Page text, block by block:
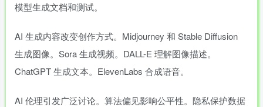
模型生成文档和测试。
AI 生成内容改变创作方式。Midjourney 和 Stable Diffusion
生成图像。Sora 生成视频。DALL-E 理解图像描述。
ChatGPT 生成文本。ElevenLabs 合成语音。
AI 伦理引发广泛讨论。算法偏见影响公平性。隐私保护数据